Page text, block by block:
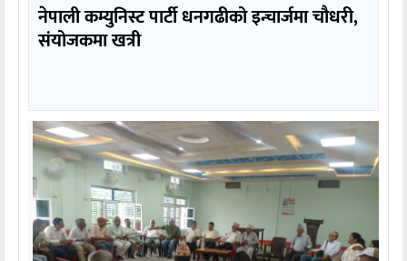
नेपाली कम्युनिस्ट पार्टी धनगढीको इन्चार्जमा चौधरी,
संयोजकमा खत्री